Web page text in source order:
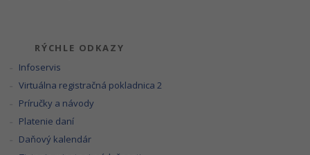
RÝCHLE ODKAZY
Infoservis
Virtuálna registračná pokladnica 2
Príručky a návody
Platenie daní
Daňový kalendár